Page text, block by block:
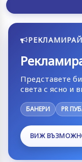
Представете
света с ясно и
БАНЕРИ PR
ВИЖ